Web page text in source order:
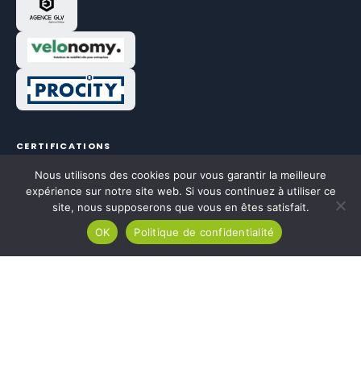
CERTIFICATIONS
Nous utilisons des cookies pour vous garantir la meilleure
expérience sur notre site web. Si vous continuez à utiliser ce
site, nous supposerons que vous en êtes satisfait.
OK
Politique de confidentialité